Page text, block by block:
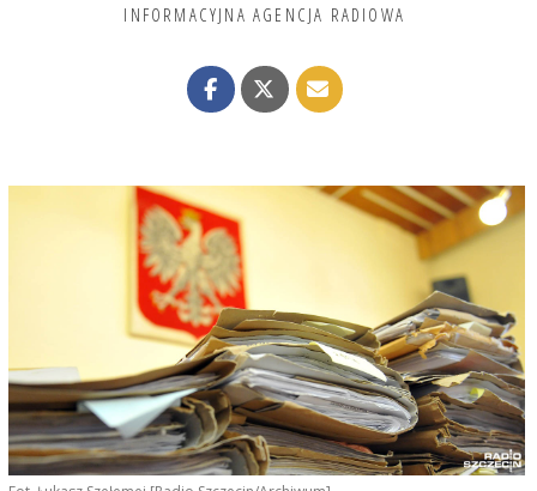
INFORMACYJNA AGENCJA RADIOWA